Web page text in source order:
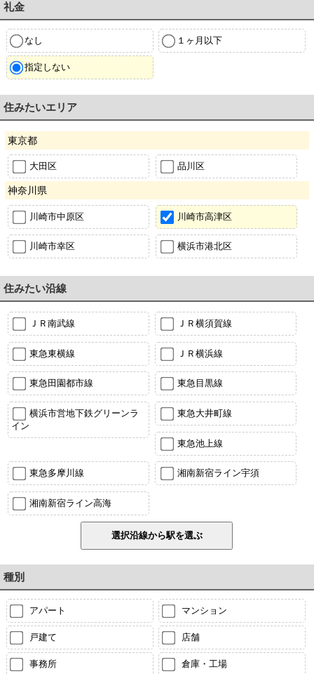
礼金
なし １ヶ月以下
指定しない
住みたいエリア
東京都
大田区 品川区
神奈川県
川崎市中原区 川崎市高津区
川崎市幸区 横浜市港北区
住みたい沿線
ＪＲ南武線 ＪＲ横須賀線
東急東横線 ＪＲ横浜線
東急田園都市線 東急目黒線
横浜市営地下鉄グリーンラ
イン
東急大井町線
東急池上線
東急多摩川線 湘南新宿ライン宇須
湘南新宿ライン高海
種別
アパート マンション
戸建て 店舗
事務所 倉庫・工場